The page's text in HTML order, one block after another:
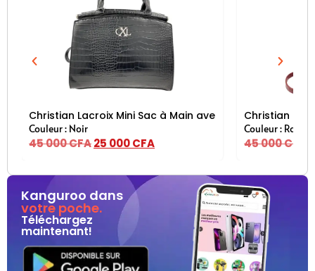
pour femme – Couleur Rose
Christian Lacroix Mini Sac à Main avec Bandoulière –
Couleur : Noir
45 000CFA25 000CFA
Christian
Couleur :
45 000CFA
Kanguroo dans
votre poche.
Téléchargez
maintenant!